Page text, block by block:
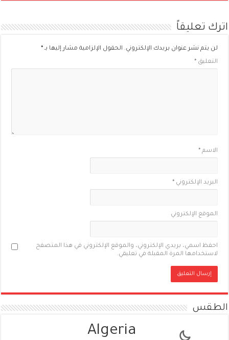
اترك تعليقاً
لن يتم نشر عنوان بريدك الإلكتروني. الحقول الإلزامية مشار إليها بـ*
التعليق*
الاسم*
البريد الإلكتروني*
الموقع الإلكتروني
احفظ اسمي، بريدي الإلكتروني، والموقع الإلكتروني في هذا المتصفح
لاستخدامها المرة المقبلة في تعليقي.
الطقس
Algeria